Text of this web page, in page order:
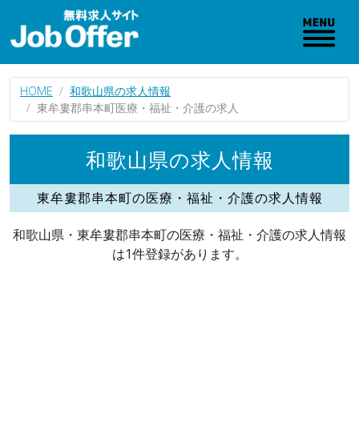
HOME
和歌山県の求人情報
東牟婁郡串本町医療・福祉・介護の求人
和歌山県の求人情報
東牟婁郡串本町の医療・福祉・介護の求人情報
和歌山県・東牟婁郡串本町の医療・福祉・介護の求人情報
は1件登録があります。